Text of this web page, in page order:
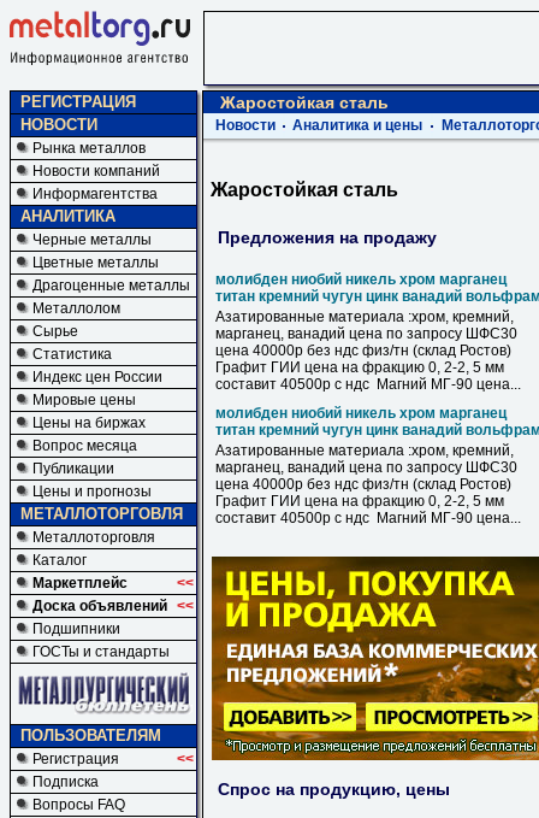
РЕГИСТРАЦИЯ
НОВОСТИ
Рынка металлов
Новости компаний
Информагентства
АНАЛИТИКА
Черные металлы
Цветные металлы
Драгоценные металлы
Металлолом
Сырье
Статистика
Индекс цен России
Мировые цены
Цены на биржах
Вопрос месяца
Публикации
Цены и прогнозы
МЕТАЛЛОТОРГОВЛЯ
Металлоторговля
Каталог
Маркетплейс
<<
Доска объявлений <<
Подшипники
ГОСТы и стандарты
ПОЛЬЗОВАТЕЛЯМ
Регистрация
<<
Подписка
Вопросы FAQ
Жаростойкая сталь
Новости Аналитика и цены
Жаростойкая сталь
Предложения на продажу
молибден ниобий никель хром марганец
титан кремний чугун цинк ванадий
Азатированные материала :хром, кремний,
марганец, ванадий цена по запросу ШФС30
цена 40000р без ндс физ/тн (склад Ростов)
Графит ГИИ цена на фракцию 0, 2-2, 5 мм
составит 40500р с ндс Магний МГ-90 цена...
молибден ниобий никель хром марганец
титан кремний чугун цинк ванадий
Азатированные материала :хром, кремний,
марганец, ванадий цена по запросу ШФС30
цена 40000р без ндс физ/тн (склад Ростов)
Графит ГИИ цена на фракцию 0, 2-2, 5 мм
составит 40500р с ндс Магний МГ-90 цена...
Спрос на продукцию, цены